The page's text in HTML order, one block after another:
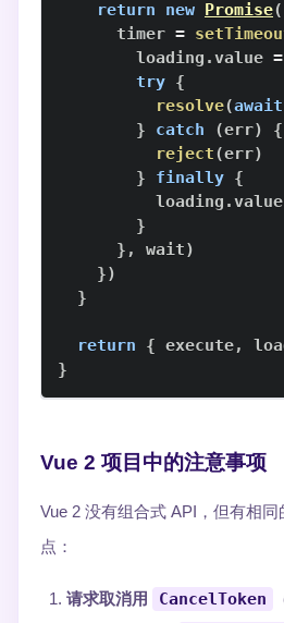
return
new Promise(
      timer
=
        loading
.value =
try {
resolve(await
}
catch (err)
{
reject(err)
}
finally {
          loading
.value
}
} , wait)
})
}
return { execute,
}
Vue 2 项目中的注意事项
Vue 2 没有组合式 API，但有相
点：
请求取消用 CancelToken